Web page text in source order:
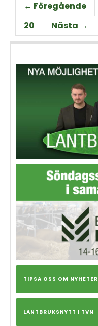
← Föregående
20
Nästa →
TIPSA OSS OM NYHETER
LANTBRUKSNYTT I TVN